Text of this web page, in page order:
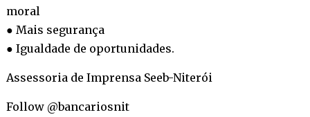
moral
● Mais segurança
● Igualdade de oportunidades.
Assessoria de Imprensa Seeb-Niterói
Follow @bancariosnit